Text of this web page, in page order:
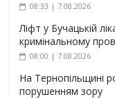
08:33 | 7.08.2026
Ліфт у Бучацькій
кримінальному
08:00 | 7.08.2026
На Тернопільщині
порушенням зору